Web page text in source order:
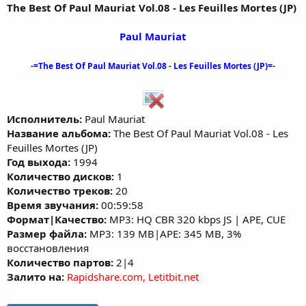
The Best Of Paul Mauriat Vol.08 - Les Feuilles Mortes (JP)
Paul Mauriat
-=The Best Of Paul Mauriat Vol.08 - Les Feuilles Mortes (JP)=-
Исполнитель: Paul Mauriat
Название альбома: The Best Of Paul Mauriat Vol.08 - Les
Feuilles Mortes (JP)
Год выхода: 1994
Количество дисков: 1
Количество треков: 20
Время звучания: 00:59:58
Формат|Качество: MP3: HQ CBR 320 kbps JS | APE, CUE
Размер файла: MP3: 139 MB|APE: 345 MB, 3%
восстановления
Количество партов: 2|4
Залито на: Rapidshare.com, Letitbit.net